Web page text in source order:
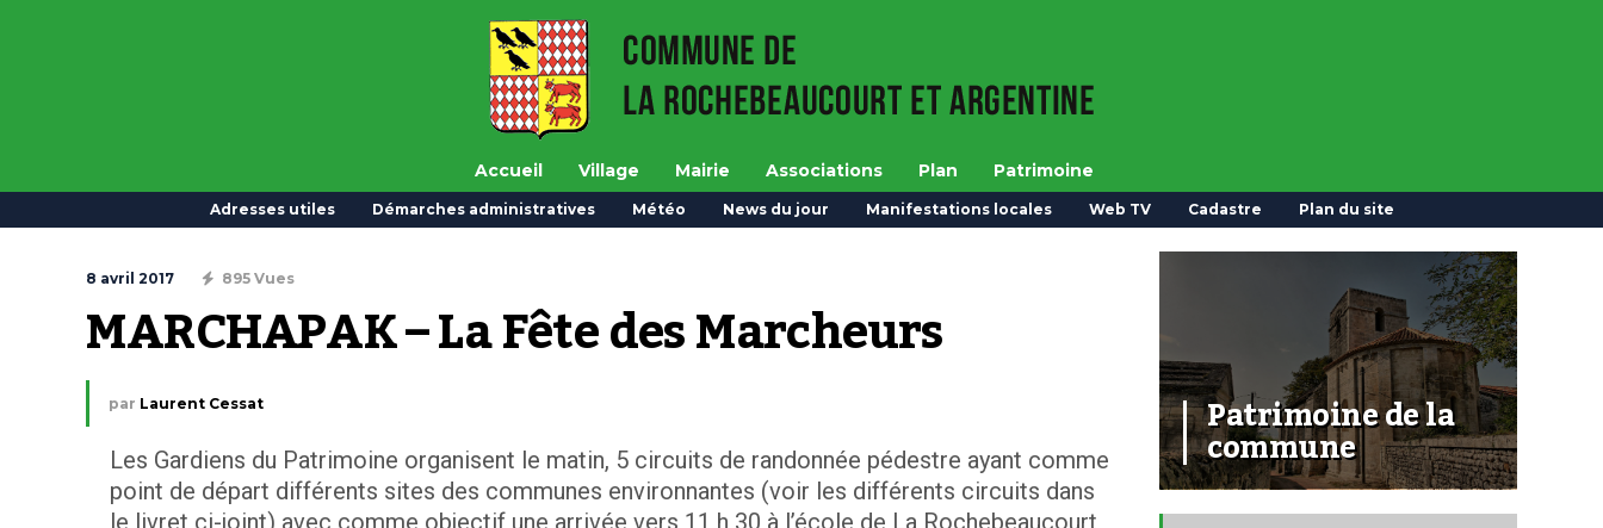
Accueil Village Mairie Associations Plan Patrimoine
Adresses utiles Démarches administratives Météo News du jour Manifestations locales Web TV Cadastre Plan du site
8 avril 2017 895 Vues
MARCHAPAK – La Fête des Marcheurs
par Laurent Cessat
Les Gardiens du Patrimoine organisent le matin, 5 circuits de randonnée pédestre ayant comme
point de départ différents sites des communes environnantes (voir les différents circuits dans
le livret ci-joint) avec comme objectif une arrivée vers 11 h 30 à l’école de La Rochebeaucourt
Patrimoine de la
commune